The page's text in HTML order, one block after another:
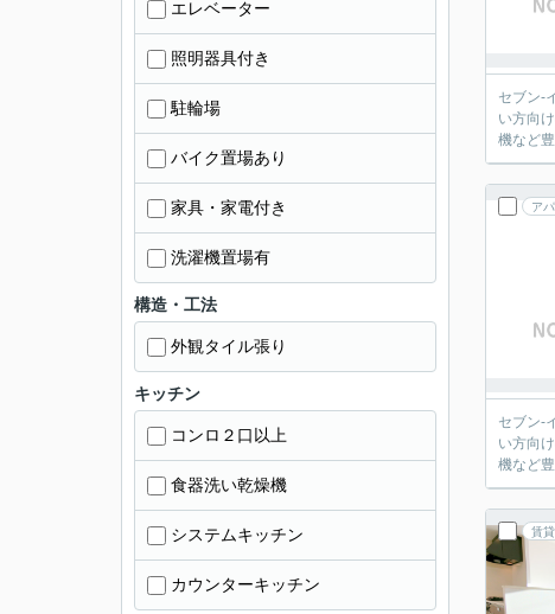
セブン-
い方向
機など
ア
セブン-
い方向
機など
賃
エレベーター
照明器具付き
駐輪場
バイク置場あり
家具・家電付き
洗濯機置場有
構造・工法
外観タイル張り
キッチン
コンロ２口以上
食器洗い乾燥機
システムキッチン
カウンターキッチン